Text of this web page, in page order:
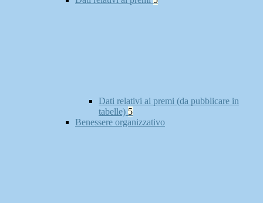
Dati relativi ai premi (da pubblicare in
tabelle) 5
Benessere organizzativo